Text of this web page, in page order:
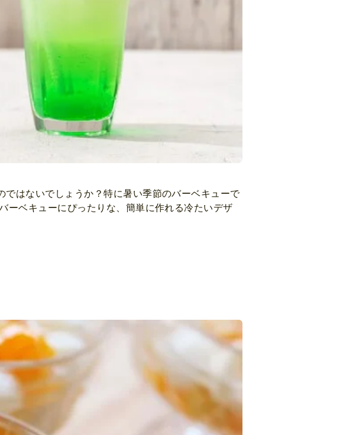
ではないでしょうか？特に暑い季節のバーベキューで
ーベキューにぴったりな、簡単に作れる冷たいデザ